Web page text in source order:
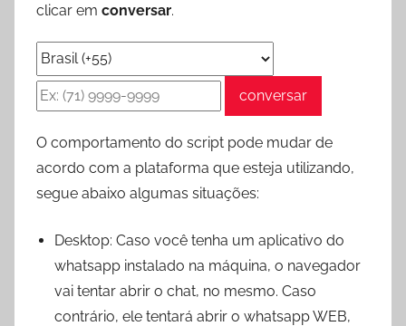
clicar em conversar.
conversar
O comportamento do script pode mudar de
acordo com a plataforma que esteja utilizando,
segue abaixo algumas situações:
Desktop: Caso você tenha um aplicativo do
whatsapp instalado na máquina, o navegador
vai tentar abrir o chat, no mesmo. Caso
contrário, ele tentará abrir o whatsapp WEB,